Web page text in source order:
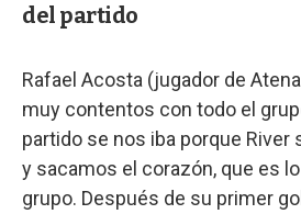
del partido
Rafael Acosta (jugador de
muy contentos con todo el
partido se nos iba porque River
y sacamos el corazón, que es
grupo. Después de su primer